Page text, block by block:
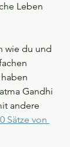
Leben
wie du und
Gandhi
andere
Sätze von